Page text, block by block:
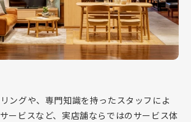
ングや、専門知識を持ったスタッフによ
ービスなど、実店舗ならではのサービス体